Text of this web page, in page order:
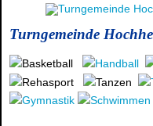
Turngemeinde